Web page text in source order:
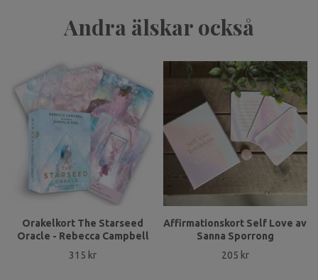
Andra älskar också
Orakelkort The Starseed
Oracle - Rebecca Campbell
315 kr
Affirmationskort Self Love av
Sanna Sporrong
205 kr